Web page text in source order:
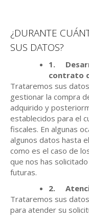
¿DURANTE
SUS DATOS?
1.
contrato
Trataremos sus
gestionar la compra
adquirido y
establecidos para el
fiscales. En algunas
algunos datos hasta
como es el caso de
que nos has
futuras.
2.
Trataremos sus
para atender su